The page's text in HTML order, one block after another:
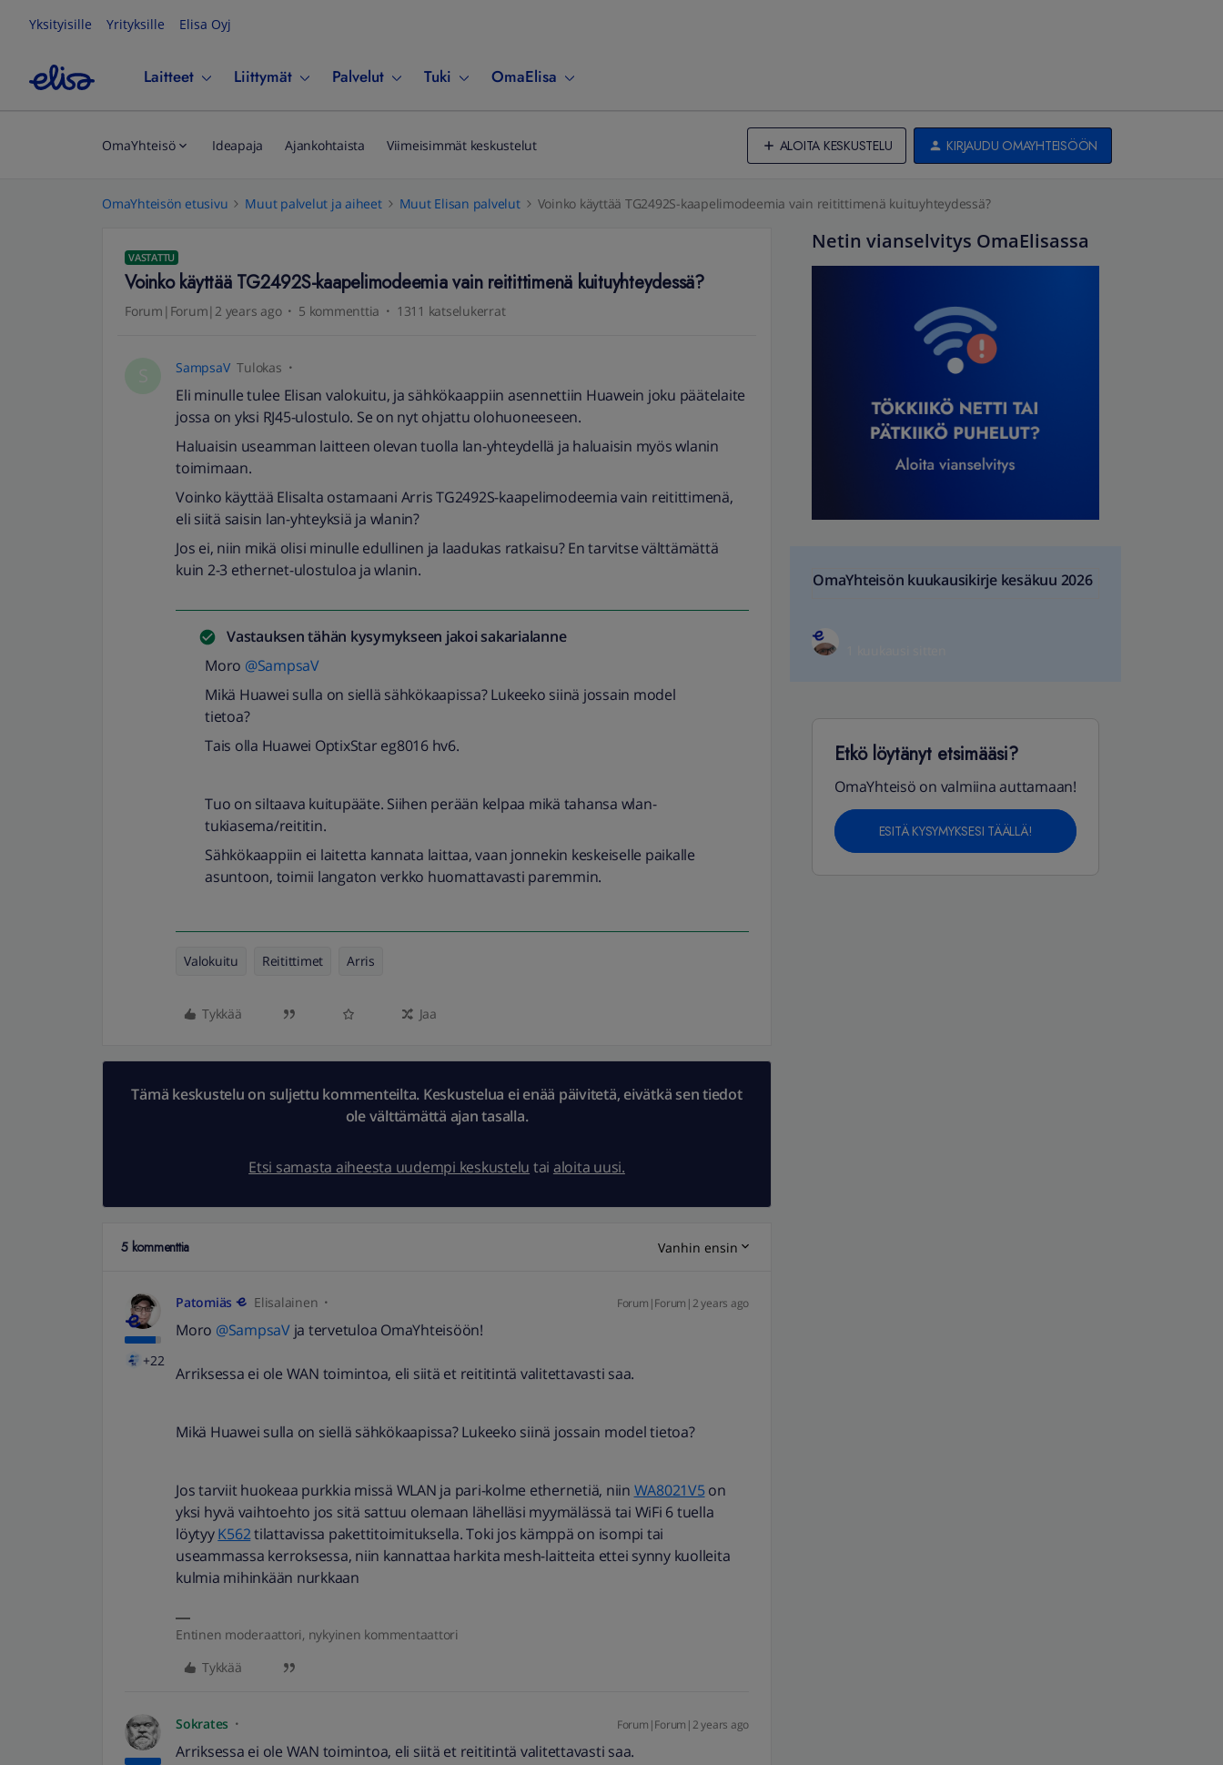
Yksityisille Yrityksille Elisa Oyj
Laitteet Liittymät Palvelut Tuki OmaElisa
OmaYhteisö Ideapaja Ajankohtaista Viimeisimmät keskustelut ALOITA KESKUSTELU KIRJAUDU OMAYHTEISÖÖN
OmaYhteisön etusivu Muut palvelut ja aiheet Muut Elisan palvelut Voinko käyttää TG2492S-kaapelimodeemia vain reitittimenä kuituyhteydessä?
VASTATTU
Voinko käyttää TG2492S-kaapelimodeemia vain reitittimenä kuituyhteydessä?
Forum|Forum|2 years ago 5 kommenttia 1311 katselukerrat
SampsaV Tulokas
Eli minulle tulee Elisan valokuitu, ja sähkökaappiin asennettiin Huawein joku päätelaite
jossa on yksi RJ45-ulostulo. Se on nyt ohjattu olohuoneeseen.
Haluaisin useamman laitteen olevan tuolla lan-yhteydellä ja haluaisin myös wlanin
toimimaan.
Voinko käyttää Elisalta ostamaani Arris TG2492S-kaapelimodeemia vain reitittimenä,
eli siitä saisin lan-yhteyksiä ja wlanin?
Jos ei, niin mikä olisi minulle edullinen ja laadukas ratkaisu? En tarvitse välttämättä
kuin 2-3 ethernet-ulostuloa ja wlanin.
Vastauksen tähän kysymykseen jakoisakarialanne
Moro @SampsaV
Mikä Huawei sulla on siellä sähkökaapissa? Lukeeko siinä jossain model
tietoa?
Tais olla Huawei OptixStar eg8016 hv6.
Tuo on siltaava kuitupääte. Siihen perään kelpaa mikä tahansa wlan-
tukiasema/reititin.
Sähkökaappiin ei laitetta kannata laittaa, vaan jonnekin keskeiselle paikalle
asuntoon, toimii langaton verkko huomattavasti paremmin.
Valokuitu Reitittimet Arris
Tykkää Jaa
Tämä keskustelu on suljettu kommenteilta. Keskustelua ei enää päivitetä, eivätkä sen tiedot
ole välttämättä ajan tasalla.
Etsi samasta aiheesta uudempi keskustelu tai aloita uusi.
5 kommenttia Vanhin ensin
+22
Patomiäs Elisalainen Forum|Forum|2 years ago
Moro @SampsaVja tervetuloa OmaYhteisöön!
Arriksessa ei ole WAN toimintoa, eli siitä et reititintä valitettavasti saa.
Mikä Huawei sulla on siellä sähkökaapissa? Lukeeko siinä jossain model tietoa?
Jos tarviit huokeaa purkkia missä WLAN ja pari-kolme ethernetiä, niin WA8021V5on
yksi hyvä vaihtoehto jos sitä sattuu olemaan lähelläsi myymälässä tai WiFi 6 tuella
löytyyK562tilattavissa pakettitoimituksella. Toki jos kämppä on isompi tai
useammassa kerroksessa, niin kannattaa harkita mesh-laitteita ettei synny kuolleita
kulmia mihinkään nurkkaan
Entinen moderaattori, nykyinen kommentaattori
Tykkää
Sokrates Forum|Forum|2 years ago
Arriksessa ei ole WAN toimintoa, eli siitä et reititintä valitettavasti saa.
Netin vianselvitys OmaElisassa
OmaYhteisön kuukausikirje kesäkuu 2026
Etkö löytänyt etsimääsi?
OmaYhteisö on valmiina auttamaan!
ESITÄ KYSYMYKSESI TÄÄLLÄ!